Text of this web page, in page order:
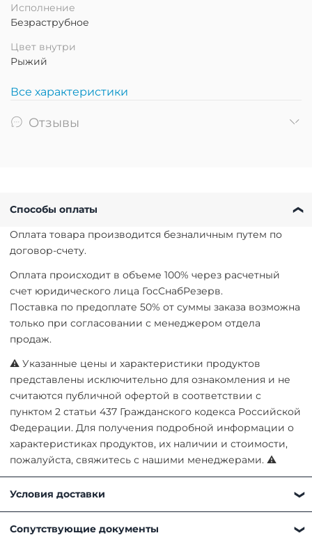
Исполнение
Безраструбное
Цвет внутри
Рыжий
Все характеристики
Отзывы
Способы оплаты
Оплата товара производится безналичным путем по
договор-счету.
Оплата происходит в объеме 100% через расчетный
счет юридического лица ГосСнабРезерв.
Поставка по предоплате 50% от суммы заказа возможна
только при согласовании с менеджером отдела
продаж.
⚠ Указанные цены и характеристики продуктов
представлены исключительно для ознакомления и не
считаются публичной офертой в соответствии с
пунктом 2 статьи 437 Гражданского кодекса Российской
Федерации. Для получения подробной информации о
характеристиках продуктов, их наличии и стоимости,
пожалуйста, свяжитесь с нашими менеджерами. ⚠
Условия доставки
способом:
Сопутствующие документы